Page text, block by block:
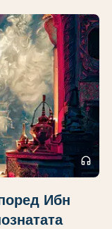
headphones
Ибн